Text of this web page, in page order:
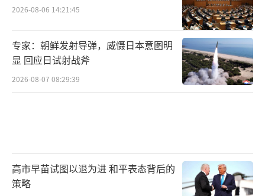
2026-08-06 14:21:45
专家：朝鲜发射导弹，威慑日本意图明
显 回应日试射战斧
2026-08-07 08:29:39
高市早苗试图以退为进 和平表态背后的
策略